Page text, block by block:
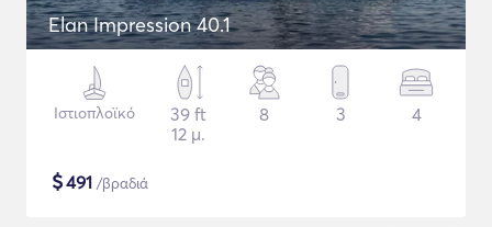
Elan Impression 40.1
Ιστιοπλοϊκό
39 ft
12 μ.
8 3 4
$491 /βραδιά